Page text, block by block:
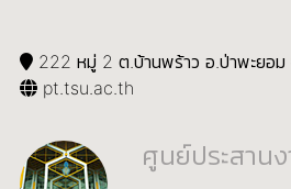
222 หมู่ 2 ต.บ้านพร้าว อ.ป่าพะยอ
pt.tsu.ac.th
ศูนย์ประสาน